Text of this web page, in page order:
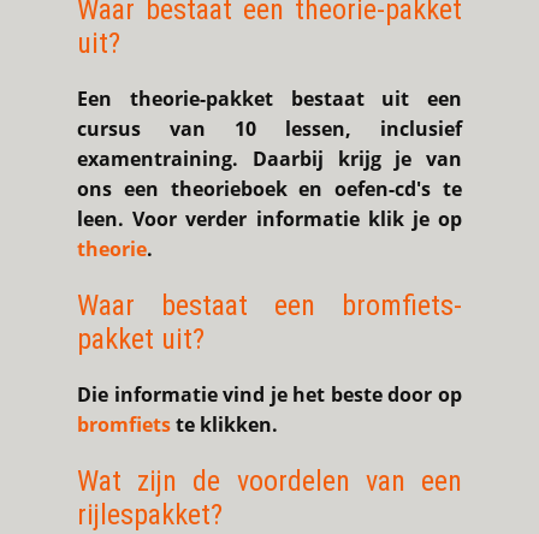
Waar bestaat een theorie-pakket
uit?
Een theorie-pakket bestaat uit een
cursus van 10 lessen, inclusief
examentraining. Daarbij krijg je van
ons een theorieboek en oefen-cd's te
leen. Voor verder informatie klik je op
theorie.
Waar bestaat een bromfiets-
pakket uit?
Die informatie vind je het beste door op
bromfietste klikken.
Wat zijn de voordelen van een
rijlespakket?